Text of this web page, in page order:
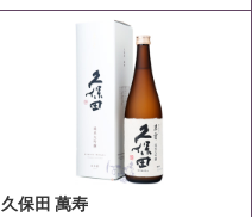
久保田 萬寿